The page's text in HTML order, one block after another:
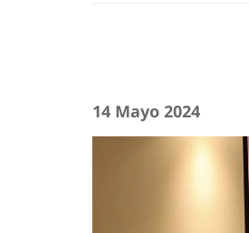
14 Mayo 2024